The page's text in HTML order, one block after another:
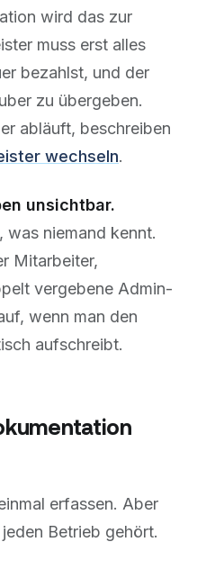
wird das zur
muss erst alles
bezahlst, und der
zu übergeben.
abläuft, beschreiben
wechseln.
unsichtbar.
was niemand kennt.
Mitarbeiter,
vergebene Admin-
wenn man den
aufschreibt.
erfassen. Aber
Betrieb gehört.